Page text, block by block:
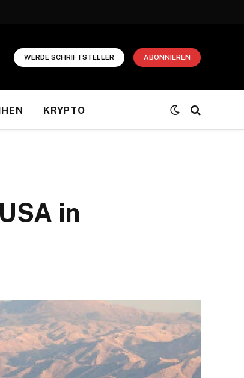
WERDE SCHRIFTSTELLER ABONNIEREN
KRYPTO
in